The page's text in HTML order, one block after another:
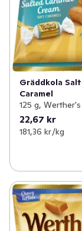
Gräddkola
Caramel
125 g,
22,67 kr
181,36 kr /kg